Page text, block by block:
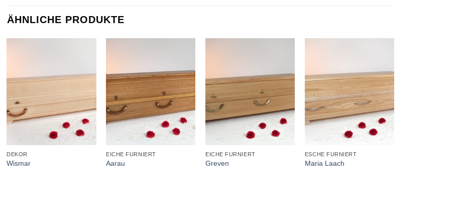
ÄHNLICHE PRODUKTE
DEKOR
Wismar
EICHE FURNIERT
Aarau
EICHE FURNIERT
Greven
ESCHE FURNIERT
Maria Laach